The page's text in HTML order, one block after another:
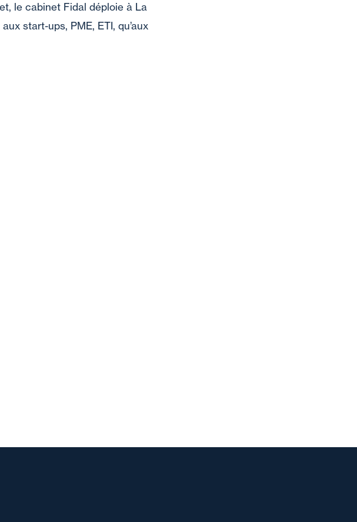
le cabinet Fidal déploie à La
start-ups, PME, ETI, qu’aux